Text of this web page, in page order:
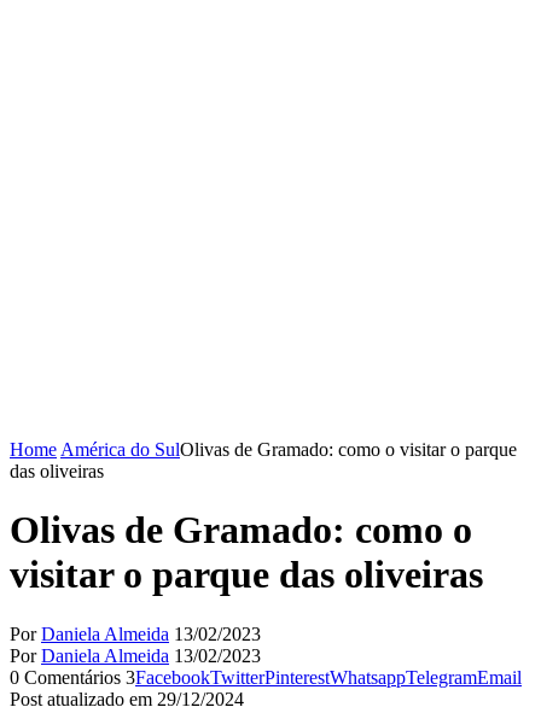
Home América do SulOlivas de Gramado: como o visitar o parque
das oliveiras
Olivas de Gramado: como o
visitar o parque das oliveiras
PorDaniela Almeida 13/02/2023
PorDaniela Almeida 13/02/2023
0 Comentários 3FacebookTwitterPinterestWhatsappTelegramEmail
Post atualizado em 29/12/2024